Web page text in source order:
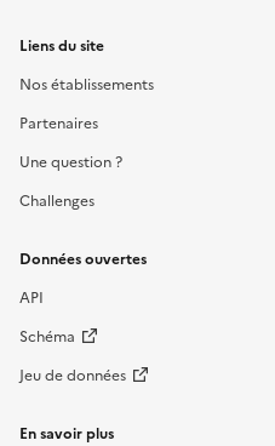
Liens du site
Nos établissements
Partenaires
Une question ?
Challenges
Données ouvertes
API
Schéma
Jeu de données
En savoir plus